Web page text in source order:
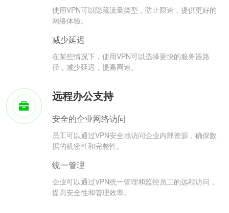
使用VPN可以隐藏流量类型，防止限速，提供更好的
网络体验。
减少延迟
在某些情况下，使用VPN可以选择更快的服务器路
径，减少延迟，提高网速。
远程办公支持
安全的企业网络访问
员工可以通过VPN安全地访问企业内部资源，确保数
据的机密性和完整性。
统一管理
企业可以通过VPN统一管理和监控员工的远程访问，
提高安全性和管理效率。